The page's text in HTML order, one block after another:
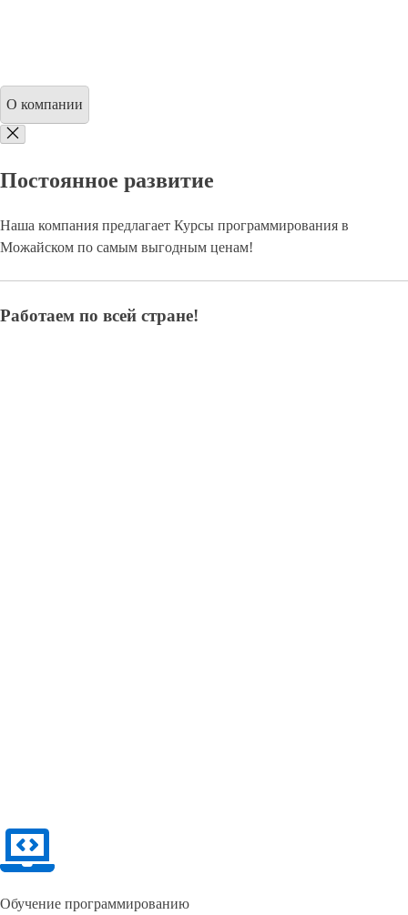
О компании
Постоянное развитие
Наша компания предлагает Курсы программирования в
Можайском по самым выгодным ценам!
Работаем по всей стране!
Обучение программированию